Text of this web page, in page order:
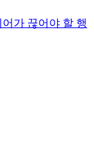
가 끊어야 할 행